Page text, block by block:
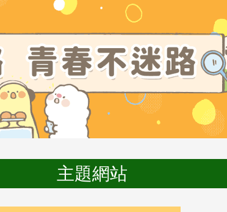
主題網站